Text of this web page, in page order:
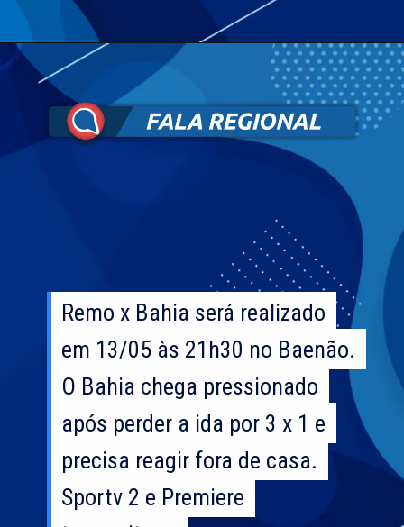
Remo x Bahia será realizado
em 13/05 às 21h30 no Baenão.
O Bahia chega pressionado
após perder a ida por 3 x 1 e
precisa reagir fora de casa.
Sportv 2 e Premiere
Remo x Bahia será realizado
em 13/05 às 21h30 no Baenão.
O Bahia chega pressionado
após perder a ida por 3 x 1 e
precisa reagir fora de casa.
Sportv 2 e Premiere